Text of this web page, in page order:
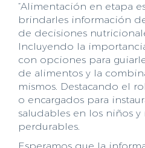
“Alimentación en etapa
brindarles información
de decisiones
Incluyendo la
con opciones para
de alimentos y la
mismos. Destacando el
o encargados para
saludables en los niños y
perdurables.